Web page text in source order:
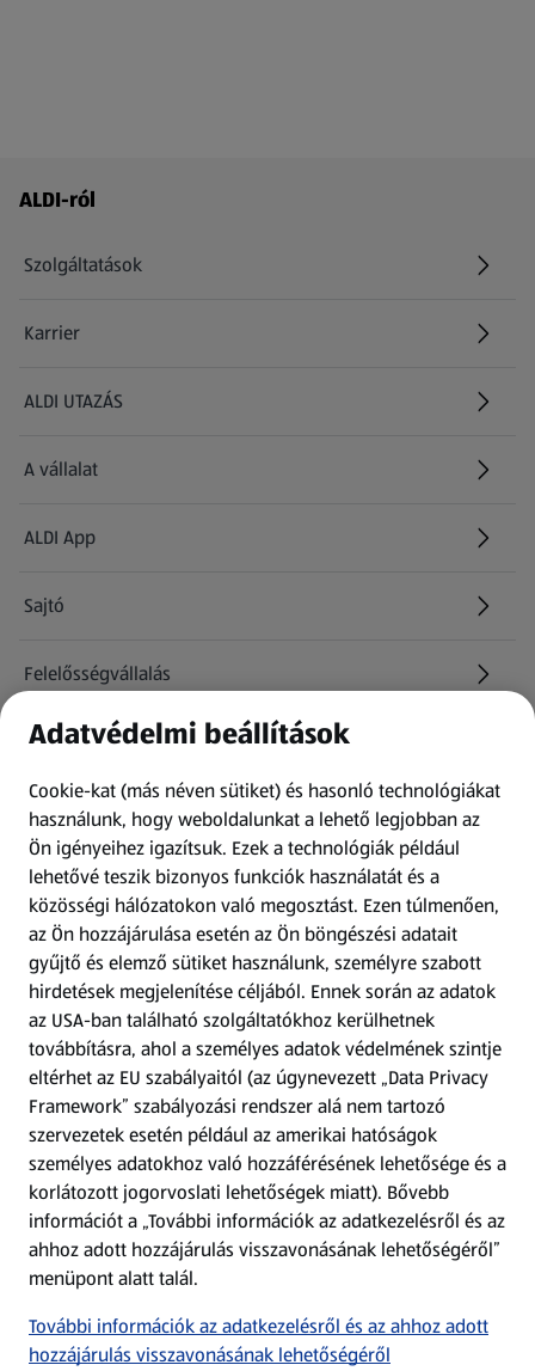
Láblécmenü - további linkek
ALDI-ról
Szolgáltatások
Karrier
(új oldalon nyílik meg)
ALDI UTAZÁS
(új oldalon nyílik meg)
A vállalat
ALDI App
Sajtó
Felelősségvállalás
Információk
Kérdőív
Fizetési lehetőségek
ALDI utalványok
Árcsökkentés
Adattörlő alkalmazás
Szervizpont
(új oldalon nyílik meg)
Fedezz fel minket az interneten!
Töltsd le az ALDI Magyarország applikációt!
Adatvédelmi beállítások
Cookie-kat (más néven sütiket) és hasonló technológiákat
használunk, hogy weboldalunkat a lehető legjobban az
Ön igényeihez igazítsuk. Ezek a technológiák például
lehetővé teszik bizonyos funkciók használatát és a
közösségi hálózatokon való megosztást. Ezen túlmenően,
az Ön hozzájárulása esetén az Ön böngészési adatait
gyűjtő és elemző sütiket használunk, személyre szabott
hirdetések megjelenítése céljából. Ennek során az adatok
az USA-ban található szolgáltatókhoz kerülhetnek
továbbításra, ahol a személyes adatok védelmének szintje
eltérhet az EU szabályaitól (az úgynevezett „Data Privacy
Framework” szabályozási rendszer alá nem tartozó
szervezetek esetén például az amerikai hatóságok
személyes adatokhoz való hozzáférésének lehetősége és a
korlátozott jogorvoslati lehetőségek miatt). Bővebb
információt a „További információk az adatkezelésről és az
ahhoz adott hozzájárulás visszavonásának lehetőségéről”
menüpont alatt talál.
További információk az adatkezelésről és az ahhoz adott
hozzájárulás visszavonásának lehetőségéről